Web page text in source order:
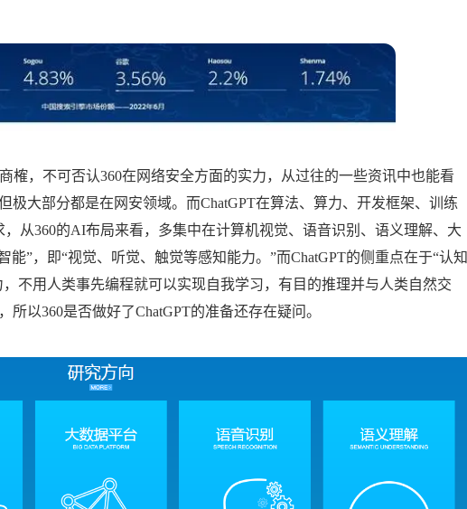
榷，不可否认360在网络安全方面的实力，从过往的一些资讯中也能看
极大部分都是在网安领域。而ChatGPT在算法、算力、开发框架、训练
从360的AI布局来看，多集中在计算机视觉、语音识别、语义理解、大
”，即“视觉、听觉、触觉等感知能力。”而ChatGPT的侧重点在于“认知
不用人类事先编程就可以实现自我学习，有目的推理并与人类自然交
以360是否做好了ChatGPT的准备还存在疑问。